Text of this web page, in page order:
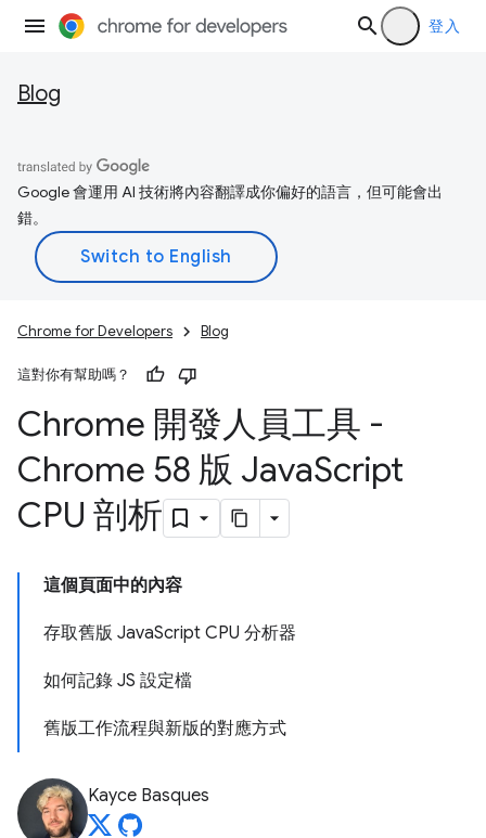
登入
Blog
Google 會運用 AI 技術將內容翻譯成你偏好的語言，但可能會出
錯。
Chrome for Developers Blog
這對你有幫助嗎？
Chrome 開發人員工具 -
Chrome 58 版 JavaScript
CPU 剖析
這個頁面中的內容
存取舊版 JavaScript CPU 分析器
如何記錄 JS 設定檔
舊版工作流程與新版的對應方式
Kayce Basques